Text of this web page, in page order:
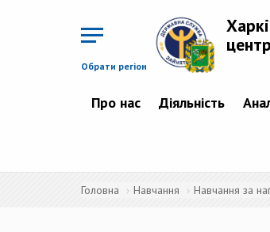
Обрати регіон
Про нас Діяльність
Головна Навчання Навчання за